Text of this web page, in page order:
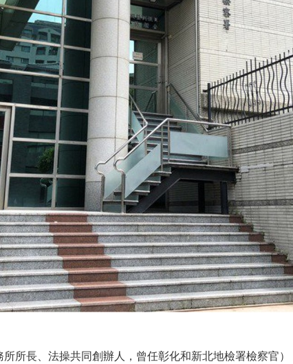
所長、法操共同創辦人，曾任彰化和新北地檢署檢察官）